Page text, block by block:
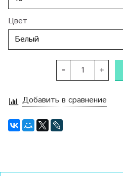
Цвет
Добавить в сравнение